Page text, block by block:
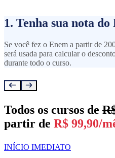
1. Tenha sua nota do
Se você fez o Enem a partir de
será usada para calcular o
durante todo o curso.
Todos os cursos de
partir de R$ 99,90/
INÍCIO IMEDIATO